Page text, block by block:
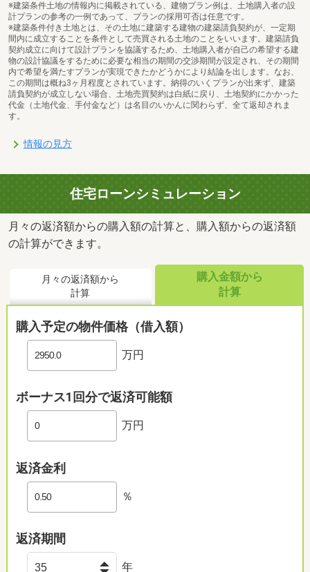
※建築条件土地の情報内に掲載されている、建物プラン例は、土地購入者の設
計プランの参考の一例であって、プランの採用可否は任意です。
※建築条件付き土地とは、その土地に建築する建物の建築請負契約が、一定期
間内に成立することを条件として売買される土地のことをいいます。建築請負
契約成立に向けて設計プランを協議するため、土地購入者が自己の希望する建
物の設計協議をするために必要な相当の期間の交渉期間が設定され、その期間
内で希望を満たすプランが実現できたかどうかにより結論を出します。なお、
この期間は概ね3ヶ月程度とされています。納得のいくプランが出来ず、建築
請負契約が成立しない場合、土地売買契約は白紙に戻り、土地契約にかかった
代金（土地代金、手付金など）は名目のいかんに関わらず、全て返却されま
す。
情報の見方
住宅ローンシミュレーション
月々の返済額からの購入額の計算と、購入額からの返済額
の計算ができます。
月々の返済額から
計算
購入金額から
計算
購入予定の物件価格（借入額）
万円
ボーナス1回分で返済可能額
万円
返済金利
％
返済期間
年